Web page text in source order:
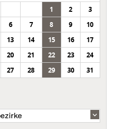
1
2
3
6 7 8 9
10
13 14 15 16
17
20 21 22 23
24
27 28 29 30 31